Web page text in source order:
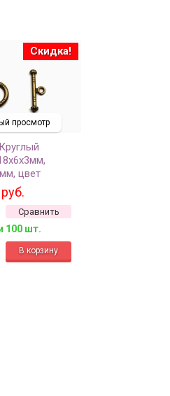
просмотр
Скидка!
цвет
сплав
113, 2
Сравнить
100 шт.